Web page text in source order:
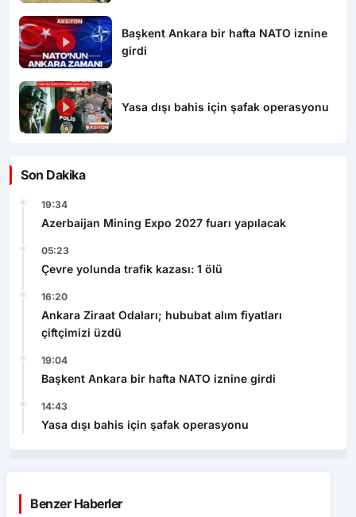
Başkent Ankara bir hafta NATO iznine
girdi
Yasa dışı bahis için şafak operasyonu
Son Dakika
19:34
Azerbaijan Mining Expo 2027 fuarı yapılacak
05:23
Çevre yolunda trafik kazası: 1 ölü
16:20
Ankara Ziraat Odaları; hububat alım fiyatları
çiftçimizi üzdü
19:04
Başkent Ankara bir hafta NATO iznine girdi
14:43
Yasa dışı bahis için şafak operasyonu
Benzer Haberler